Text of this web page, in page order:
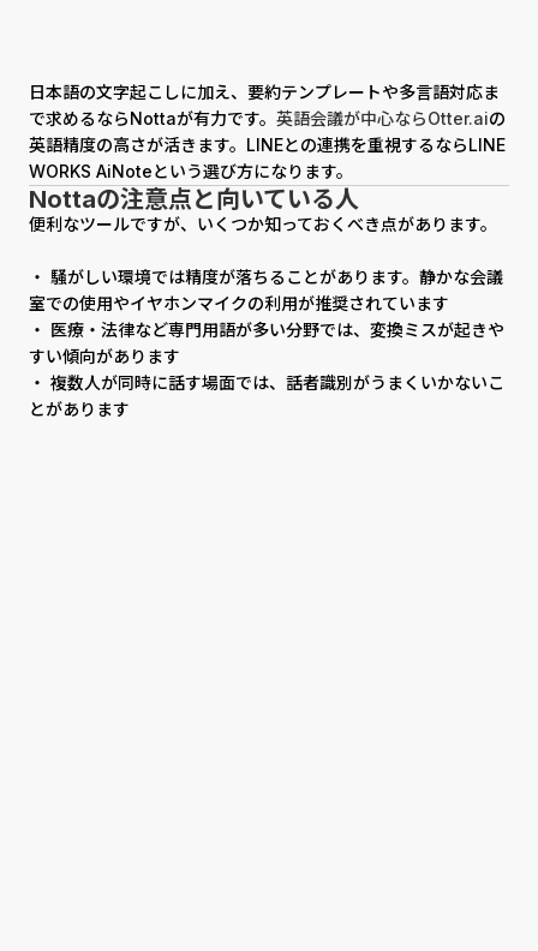
日本語の文字起こしに加え、要約テンプレートや多言語対応ま
で求めるならNottaが有力です。 英語会議が中心ならOtter.aiの
英語精度の高さが活きます。LINEとの連携を重視するならLINE
WORKS AiNoteという選び方になります。
Nottaの注意点と向いている人
便利なツールですが、いくつか知っておくべき点があります。
・ 騒がしい環境では精度が落ちることがあります。静かな会議
室での使用やイヤホンマイクの利用が推奨されています
・ 医療・法律など専門用語が多い分野では、変換ミスが起きや
すい傾向があります
・ 複数人が同時に話す場面では、話者識別がうまくいかないこ
とがあります